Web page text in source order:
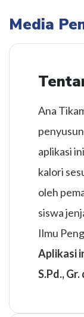
Media
Ana
aplikasi
kalori
oleh
siswa
Ilmu
Aplikasi
S.Pd.,